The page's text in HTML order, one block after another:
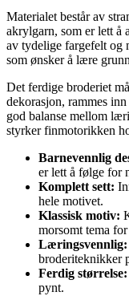
Materialet består av
akrylgarn, som er lett å
av tydelige fargefelt og
som ønsker å lære
Det ferdige broderiet
dekorasjon, rammes
god balanse mellom
styrker finmotorikken
Barnevennlig
er lett å følge for
Komplett sett:
hele motivet.
Klassisk motiv:
morsomt tema
Læringsvennlig:
broderiteknikker
Ferdig størrelse:
pynt.